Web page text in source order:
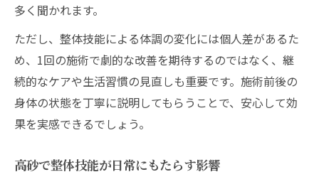
多く聞かれます。
ただし、整体技能による体調の変化には個人差があるた
め、1回の施術で劇的な改善を期待するのではなく、継
続的なケアや生活習慣の見直しも重要です。施術前後の
身体の状態を丁寧に説明してもらうことで、安心して効
果を実感できるでしょう。
高砂で整体技能が日常にもたらす影響